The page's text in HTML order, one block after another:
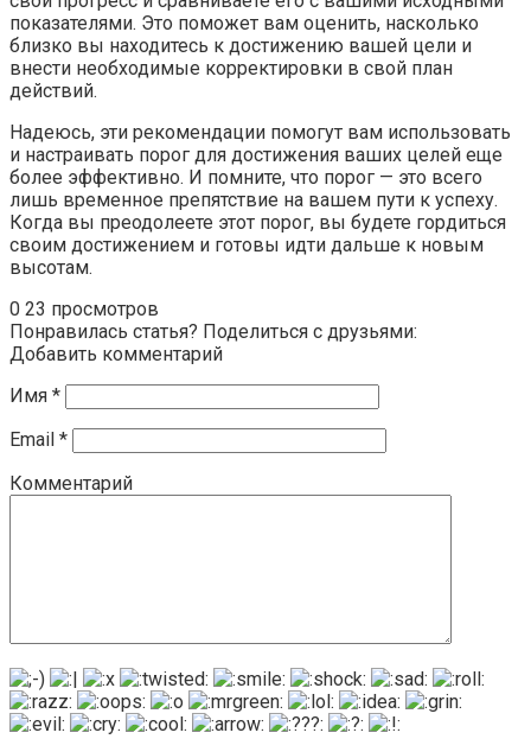
показателями. Это поможет вам оценить, насколько
близко вы находитесь к достижению вашей цели и
внести необходимые корректировки в свой план
действий.
Надеюсь, эти рекомендации помогут вам использовать
и настраивать порог для достижения ваших целей еще
более эффективно. И помните, что порог — это всего
лишь временное препятствие на вашем пути к успеху.
Когда вы преодолеете этот порог, вы будете гордиться
своим достижением и готовы идти дальше к новым
высотам.
0 23 просмотров
Понравилась статья? Поделиться с друзьями:
Добавить комментарий
Имя *
Email *
Комментарий